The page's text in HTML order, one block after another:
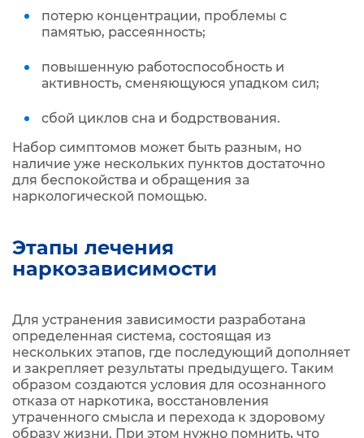
потерю концентрации, проблемы с
памятью, рассеянность;
повышенную работоспособность и
активность, сменяющуюся упадком сил;
сбой циклов сна и бодрствования.
Набор симптомов может быть разным, но
наличие уже нескольких пунктов достаточно
для беспокойства и обращения за
наркологической помощью.
Этапы лечения
наркозависимости
Для устранения зависимости разработана
определенная система, состоящая из
нескольких этапов, где последующий дополняет
и закрепляет результаты предыдущего. Таким
образом создаются условия для осознанного
отказа от наркотика, восстановления
утраченного смысла и перехода к здоровому
образу жизни. При этом нужно помнить, что